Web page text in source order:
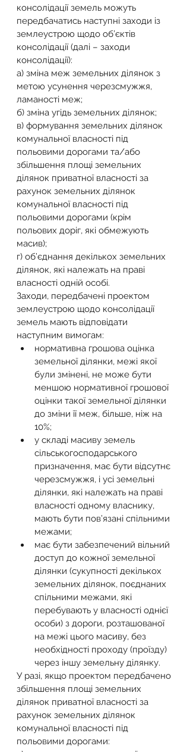
консолідації земель можуть
передбачатись наступні заходи із
землеустрою щодо об’єктів
консолідації (далі – заходи
консолідації):
а) зміна меж земельних ділянок з
метою усунення черезсмужжя,
ламаності меж;
б) зміна угідь земельних ділянок;
в) формування земельних ділянок
комунальної власності під
польовими дорогами та/або
збільшення площі земельних
ділянок приватної власності за
рахунок земельних ділянок
комунальної власності під
польовими дорогами (крім
польових доріг, які обмежують
масив);
г) об’єднання декількох земельних
ділянок, які належать на праві
власності одній особі.
Заходи, передбачені проектом
землеустрою щодо консолідації
земель мають відповідати
наступним вимогам:
нормативна грошова оцінка
земельної ділянки, межі якої
були змінені, не може бути
меншою нормативної грошової
оцінки такої земельної ділянки
до зміни її меж, більше, ніж на
10%;
у складі масиву земель
сільськогосподарського
призначення, має бути відсутнє
черезсмужжя, і усі земельні
ділянки, які належать на праві
власності одному власнику,
мають бути пов’язані спільними
межами;
має бути забезпечений вільний
доступ до кожної земельної
ділянки (сукупності декількох
земельних ділянок, поєднаних
спільними межами, які
перебувають у власності однієї
особи) з дороги, розташованої
на межі цього масиву, без
необхідності проходу (проїзду)
через іншу земельну ділянку.
У разі, якщо проектом передбачено
збільшення площі земельних
ділянок приватної власності за
рахунок земельних ділянок
комунальної власності під
польовими дорогами: